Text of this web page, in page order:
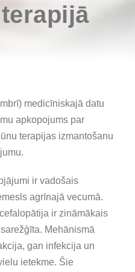
medicīniskajā datu
apkopojums par
terapijas izmantošanu
ir vadošais
agrīnajā vecumā.
ir zināmākais
Mehānismā
gan infekcija un
ietekme. Šie